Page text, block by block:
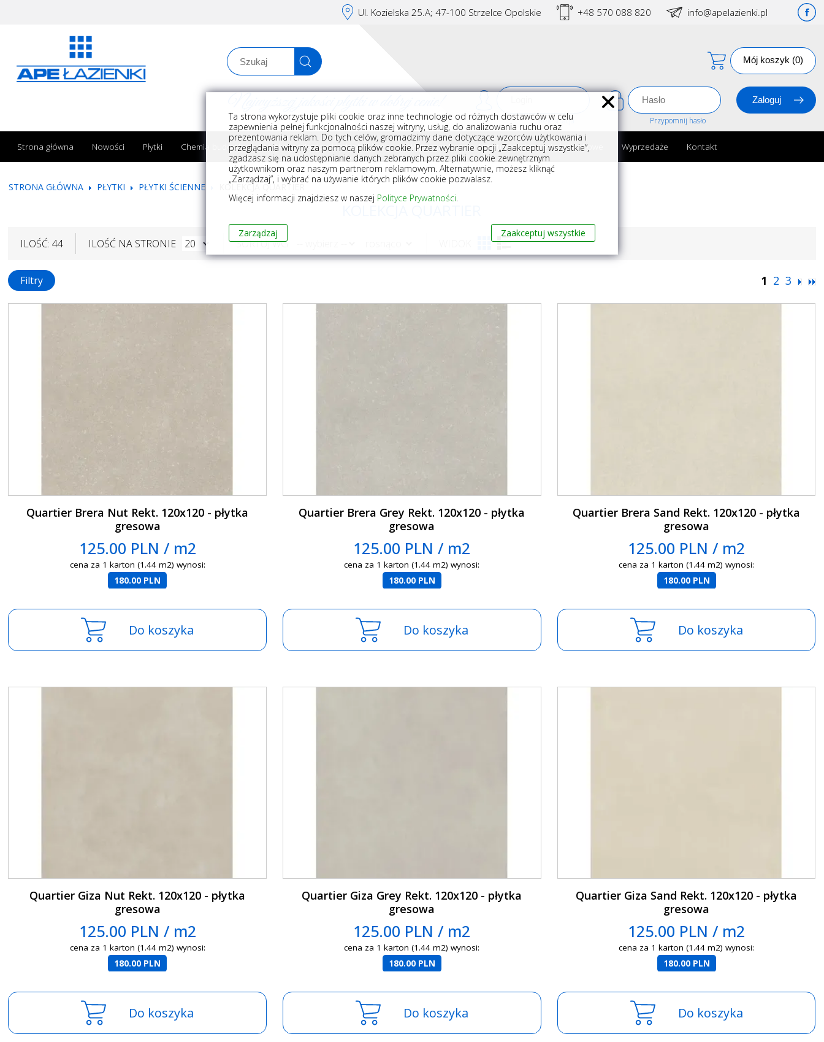
Ul. Kozielska 25.A; 47-100 Strzelce Opolskie +48 570 088 820 info@apelazienki.pl
Mój koszyk (0)
Rejestracja Przypomnij hasło
Strona główna Nowości Płytki Chemia budowlana Akcesoria do układania płytek Wyposażenie Armatura i akcesoria łazienkowe Wyprzedaże Kontakt
STRONA GŁÓWNA PŁYTKI PŁYTKI ŚCIENNE KOLEKCJA QUARTIER
KOLEKCJA QUARTIER
ILOŚĆ: 44 ILOŚĆ NA STRONIE SORTUJ WG
1 2 3
Filtry
Quartier Brera Nut Rekt. 120x120 - płytka
gresowa
125.00 PLN / m2
cena za 1 karton (1.44 m2) wynosi:
180.00 PLN
Do koszyka
Quartier Brera Grey Rekt. 120x120 - płytka
gresowa
125.00 PLN / m2
cena za 1 karton (1.44 m2) wynosi:
180.00 PLN
Do koszyka
Quartier Brera Sand Rekt. 120x120 - płytka
gresowa
125.00 PLN / m2
cena za 1 karton (1.44 m2) wynosi:
180.00 PLN
Do koszyka
Quartier Giza Nut Rekt. 120x120 - płytka
gresowa
125.00 PLN / m2
cena za 1 karton (1.44 m2) wynosi:
180.00 PLN
Do koszyka
Quartier Giza Grey Rekt. 120x120 - płytka
gresowa
125.00 PLN / m2
cena za 1 karton (1.44 m2) wynosi:
180.00 PLN
Do koszyka
Quartier Giza Sand Rekt. 120x120 - płytka
gresowa
125.00 PLN / m2
cena za 1 karton (1.44 m2) wynosi:
180.00 PLN
Do koszyka
Ta strona wykorzystuje pliki cookie oraz inne technologie od różnych dostawców w celu
zapewnienia pełnej funkcjonalności naszej witryny, usług, do analizowania ruchu oraz
prezentowania reklam. Do tych celów, gromadzimy dane dotyczące wzorców użytkowania i
przeglądania witryny za pomocą plików cookie. Przez wybranie opcji „Zaakceptuj wszystkie”,
zgadzasz się na udostępnianie danych zebranych przez pliki cookie zewnętrznym
użytkownikom oraz naszym partnerom reklamowym. Alternatywnie, możesz kliknąć
„Zarządzaj”, i wybrać na używanie których plików cookie pozwalasz.
Więcej informacji znajdziesz w naszej Polityce Prywatności.
Zarządzaj Zaakceptuj wszystkie